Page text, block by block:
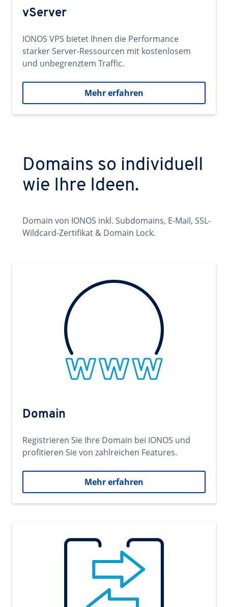
vServer
IONOS VPS bietet Ihnen die Performance
starker Server-Ressourcen mit kostenlosem
und unbegrenztem Traffic.
Mehr erfahren
Domains so individuell
wie Ihre Ideen.
Domain von IONOS inkl. Subdomains, E-Mail, SSL-
Wildcard-Zertifikat & Domain Lock.
Domain
Registrieren Sie Ihre Domain bei IONOS und
profitieren Sie von zahlreichen Features.
Mehr erfahren